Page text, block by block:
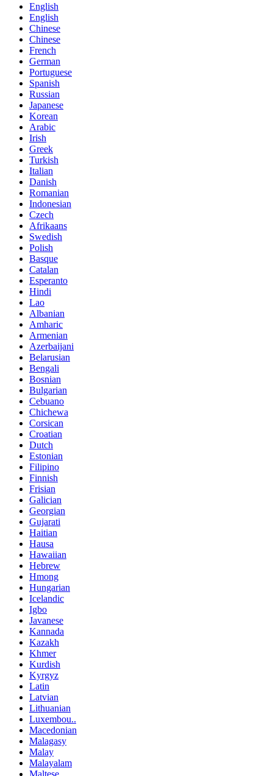
English
English
Chinese
Chinese
French
German
Portuguese
Spanish
Russian
Japanese
Korean
Arabic
Irish
Greek
Turkish
Italian
Danish
Romanian
Indonesian
Czech
Afrikaans
Swedish
Polish
Basque
Catalan
Esperanto
Hindi
Lao
Albanian
Amharic
Armenian
Azerbaijani
Belarusian
Bengali
Bosnian
Bulgarian
Cebuano
Chichewa
Corsican
Croatian
Dutch
Estonian
Filipino
Finnish
Frisian
Galician
Georgian
Gujarati
Haitian
Hausa
Hawaiian
Hebrew
Hmong
Hungarian
Icelandic
Igbo
Javanese
Kannada
Kazakh
Khmer
Kurdish
Kyrgyz
Latin
Latvian
Lithuanian
Luxembou..
Macedonian
Malagasy
Malay
Malayalam
Maltese